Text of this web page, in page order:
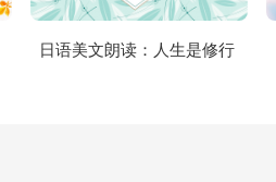
日语美文朗读：人生是修行